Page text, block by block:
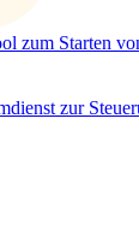
zum Starten
zur